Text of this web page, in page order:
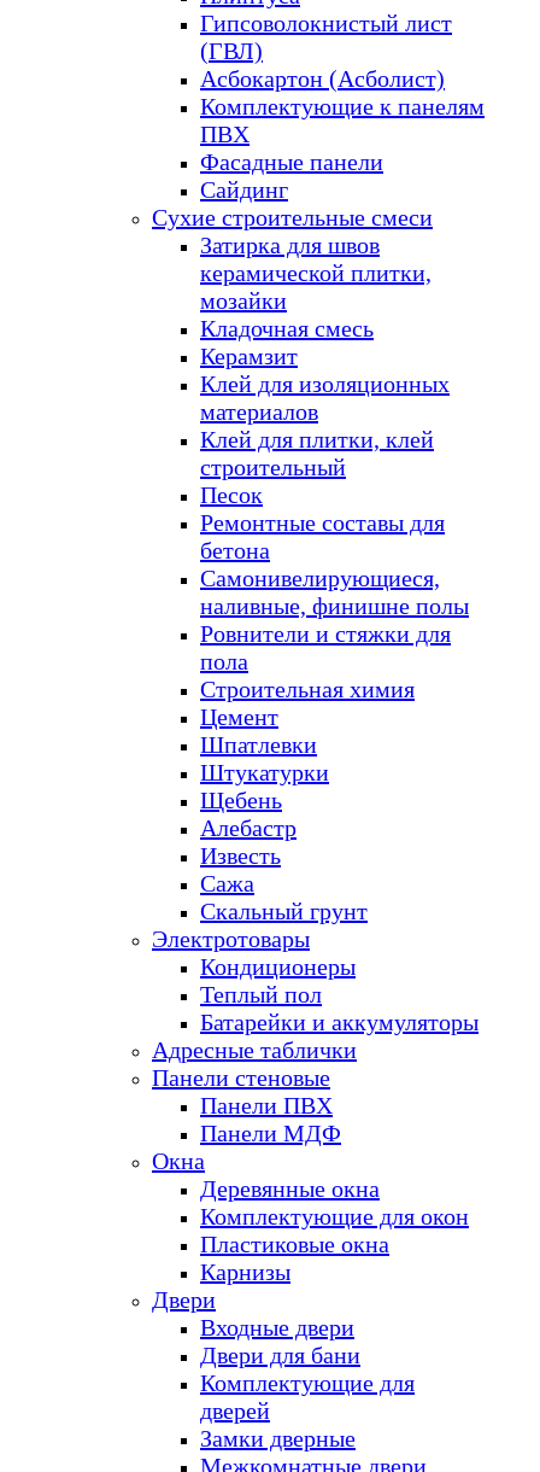
Гипсоволокнистый лист
(ГВЛ)
Асбокартон (Асболист)
Комплектующие к панелям
ПВХ
Фасадные панели
Сайдинг
Сухие строительные смеси
Затирка для швов
керамической плитки,
мозайки
Кладочная смесь
Керамзит
Клей для изоляционных
материалов
Клей для плитки, клей
строительный
Песок
Ремонтные составы для
бетона
Самонивелирующиеся,
наливные, финишне полы
Ровнители и стяжки для
пола
Строительная химия
Цемент
Шпатлевки
Штукатурки
Щебень
Алебастр
Известь
Сажа
Скальный грунт
Электротовары
Кондиционеры
Теплый пол
Батарейки и аккумуляторы
Адресные таблички
Панели стеновые
Панели ПВХ
Панели МДФ
Окна
Деревянные окна
Комплектующие для окон
Пластиковые окна
Карнизы
Двери
Входные двери
Двери для бани
Комплектующие для
дверей
Замки дверные
Межкомнатные двери